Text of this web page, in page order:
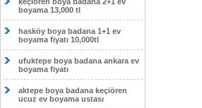
boyama 13,000 tl
hasköy boya badana 1+1 ev
boyama fiyatı 10,000tl
ufuktepe boya badana ankara ev
boyama fiyatı
aktepe boya badana keçiören
ucuz ev boyama ustası